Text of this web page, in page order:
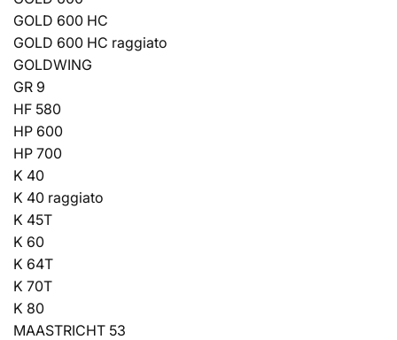
GOLD 600 HC
GOLD 600 HC raggiato
GOLDWING
GR 9
HF 580
HP 600
HP 700
K 40
K 40 raggiato
K 45T
K 60
K 64T
K 70T
K 80
MAASTRICHT 53